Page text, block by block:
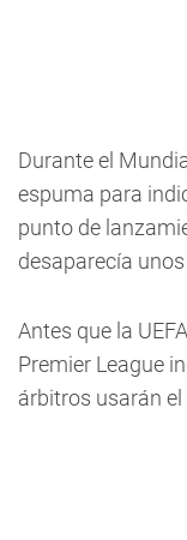
Durante el
espuma para
punto de
desaparecía
Antes que la
Premier League
árbitros usarán el